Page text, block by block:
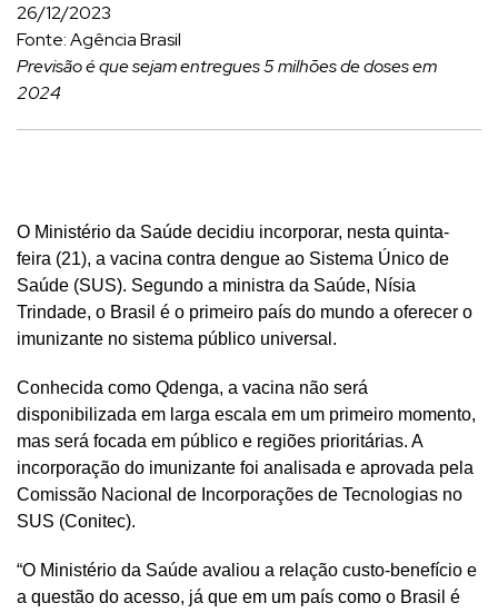
26/12/2023
Fonte: Agência Brasil
Previsão é que sejam entregues 5 milhões de doses em
2024
O Ministério da Saúde decidiu incorporar, nesta quinta-
feira (21), a vacina contra dengue ao Sistema Único de
Saúde (SUS). Segundo a ministra da Saúde, Nísia
Trindade, o Brasil é o primeiro país do mundo a oferecer o
imunizante no sistema público universal.
Conhecida como Qdenga, a vacina não será
disponibilizada em larga escala em um primeiro momento,
mas será focada em público e regiões prioritárias. A
incorporação do imunizante foi analisada e aprovada pela
Comissão Nacional de Incorporações de Tecnologias no
SUS (Conitec).
“O Ministério da Saúde avaliou a relação custo-benefício e
a questão do acesso, já que em um país como o Brasil é